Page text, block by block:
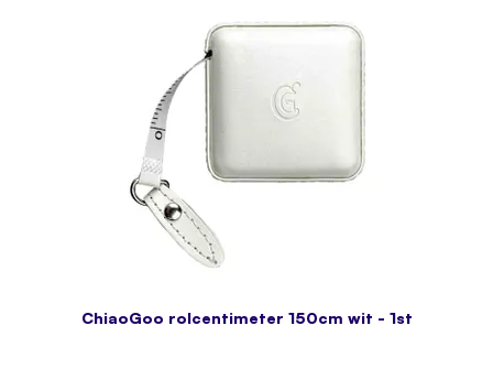
ChiaoGoo rolcentimeter 150cm wit - 1st